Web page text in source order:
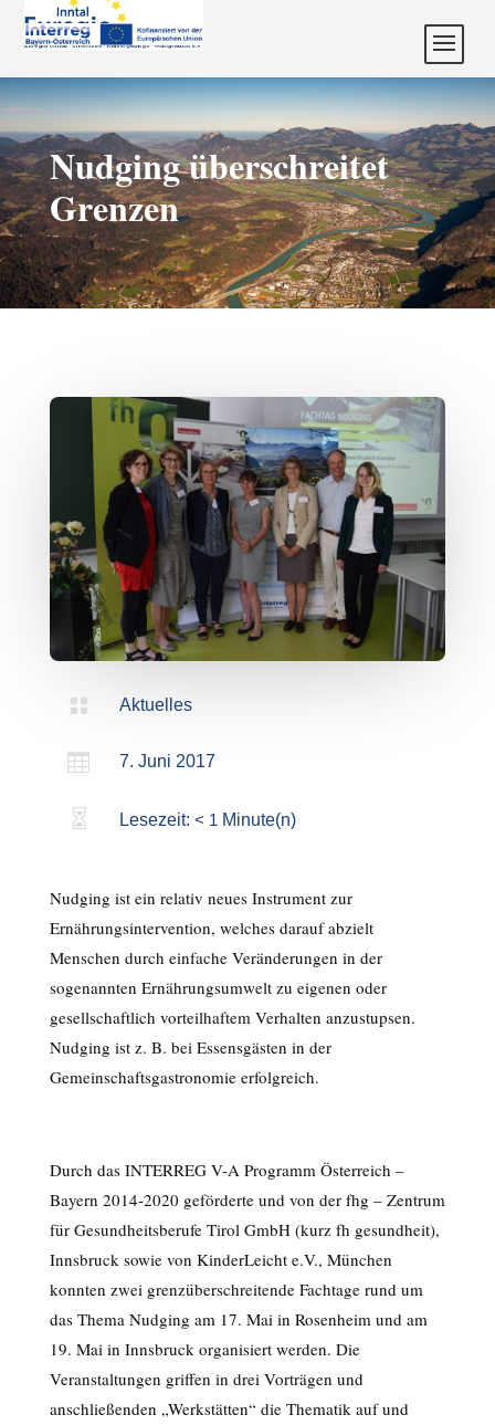
Nudging überschreitet
Grenzen
 Aktuelles
 7. Juni 2017
 Lesezeit: < 1 Minute(n)
Nudging ist ein relativ neues Instrument zur
Ernährungsintervention, welches darauf abzielt
Menschen durch einfache Veränderungen in der
sogenannten Ernährungsumwelt zu eigenen oder
gesellschaftlich vorteilhaftem Verhalten anzustupsen.
Nudging ist z. B. bei Essensgästen in der
Gemeinschaftsgastronomie erfolgreich.
Durch das INTERREG V-A Programm Österreich –
Bayern 2014-2020 geförderte und von der fhg – Zentrum
für Gesundheitsberufe Tirol GmbH (kurz fh gesundheit),
Innsbruck sowie von KinderLeicht e.V., München
konnten zwei grenzüberschreitende Fachtage rund um
das Thema Nudging am 17. Mai in Rosenheim und am
19. Mai in Innsbruck organisiert werden. Die
Veranstaltungen griffen in drei Vorträgen und
anschließenden „Werkstätten“ die Thematik auf und